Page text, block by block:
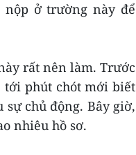
ở trường này để
rất nên làm. Trước
tới phút chót mới biết
chủ động. Bây giờ,
nhiêu hồ sơ.